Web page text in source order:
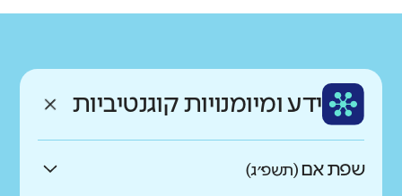
רקע חברתי כלכלי
ממוצע תלמידים בכיתה
גבוה נמוך ידע ומיומנויות קוגנטיביות
שפת אם(תשפ״ג)